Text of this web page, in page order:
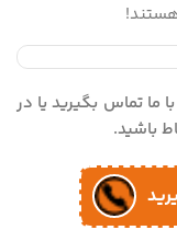
ما تماس بگیرید یا در
باشید.